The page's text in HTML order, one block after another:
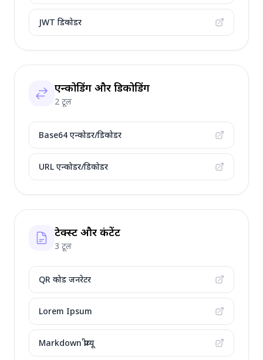
JWT डिकोडर
एन्कोडिंग और डिकोडिंग
2 टूल
Base64 एन्कोडर/डिकोडर
URL एन्कोडर/डिकोडर
टेक्स्ट और कंटेंट
3 टूल
QR कोड जनरेटर
Lorem Ipsum
Markdown प्रीव्यू